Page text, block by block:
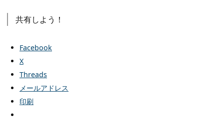
共有しよう！
Facebook
X
Threads
メールアドレス
印刷